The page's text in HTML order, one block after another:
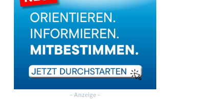
- Anzeige -